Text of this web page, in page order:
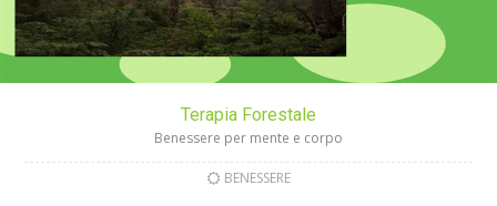
Terapia Forestale
Benessere per mente e corpo
BENESSERE